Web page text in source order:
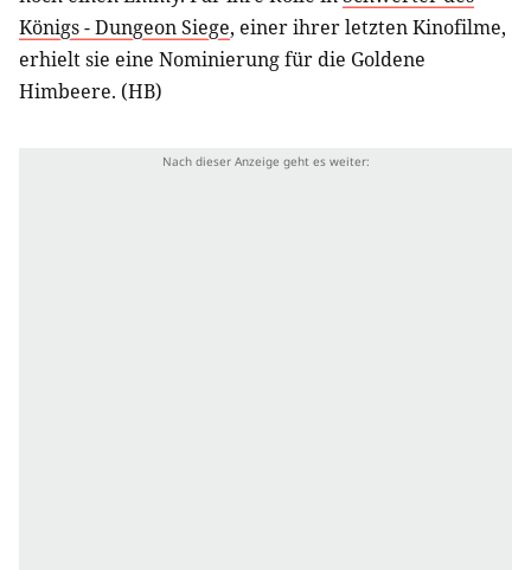
Königs - Dungeon Siege, einer ihrer letzten Kinofilme,
erhielt sie eine Nominierung für die Goldene
Himbeere. (HB)